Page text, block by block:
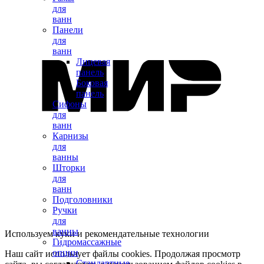
для
ванн
Панели
для
ванн
Лицевая
панель
Боковая
панель
Сифоны
для
ванн
Карнизы
для
ванны
Шторки
для
ванн
Подголовники
Ручки
для
ванны
Гидромассажные
опции
Используем куки и рекомендательные технологии
Наш сайт использует файлы cookies. Продолжая просмотр